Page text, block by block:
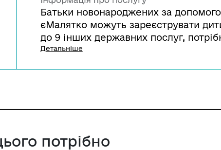
Батьки новонароджених за
єМалятко можуть зареєструвати
до 9 інших державних послуг,
дитини. Повідомлення про
Детальніше
потрібно